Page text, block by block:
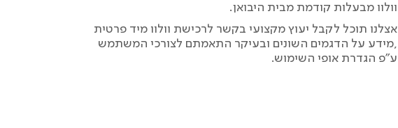
וולוו מבעלות קודמת מבית היבואן.
אצלנו תוכל לקבל יעוץ מקצועי בקשר לרכישת וולוו מיד פרטית
,מידע על הדגמים השונים ובעיקר התאמתם לצורכי המשתמש
ע”פ הגדרת אופי השימוש.